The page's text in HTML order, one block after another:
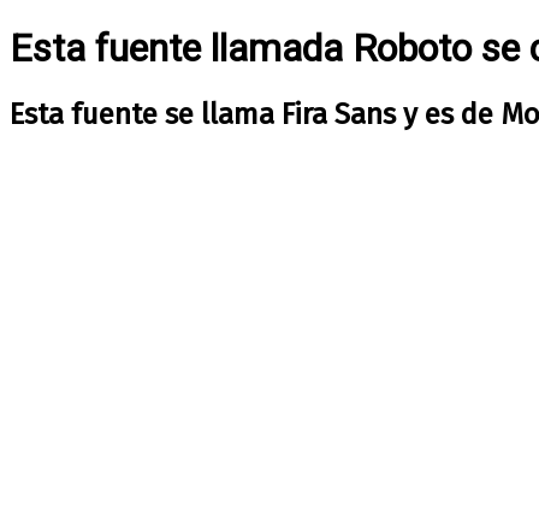
Esta fuente llamada Roboto se
Esta fuente se llama Fira Sans y es de